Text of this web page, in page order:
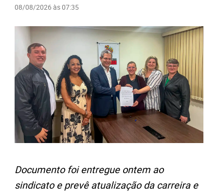
08/08/2026 às 07:35
Documento foi entregue ontem ao
sindicato e prevê atualização da carreira e